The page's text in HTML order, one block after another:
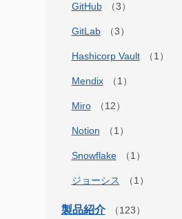
GitHub
GitLab
Hashicorp Vault
Mendix
Miro
Notion
Snowflake
ジョーシス
製品紹介